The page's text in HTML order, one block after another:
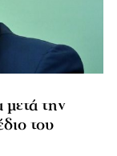
την
του